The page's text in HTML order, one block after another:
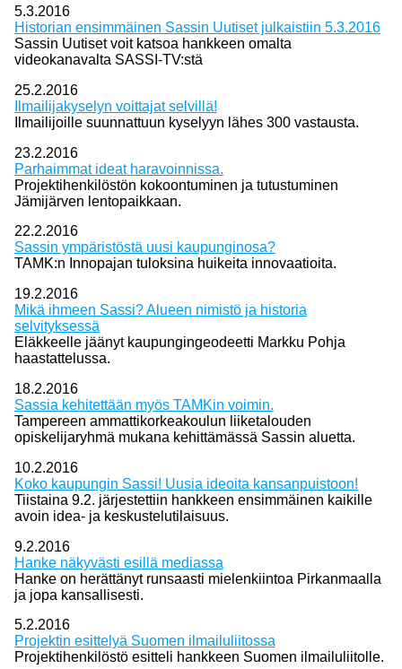
5.3.2016
Historian ensimmäinen Sassin Uutiset julkaistiin 5.3.2016
Sassin Uutiset voit katsoa hankkeen omalta
videokanavalta SASSI-TV:stä
25.2.2016
Ilmailijakyselyn voittajat selvillä!
Ilmailijoille suunnattuun kyselyyn lähes 300 vastausta.
23.2.2016
Parhaimmat ideat haravoinnissa.
Projektihenkilöstön kokoontuminen ja tutustuminen
Jämijärven lentopaikkaan.
22.2.2016
Sassin ympäristöstä uusi kaupunginosa?
TAMK:n Innopajan tuloksina huikeita innovaatioita.
19.2.2016
Mikä ihmeen Sassi? Alueen nimistö ja historia
selvityksessä
Eläkkeelle jäänyt kaupungingeodeetti Markku Pohja
haastattelussa.
18.2.2016
Sassia kehitettään myös TAMKin voimin.
Tampereen ammattikorkeakoulun liiketalouden
opiskelijaryhmä mukana kehittämässä Sassin aluetta.
10.2.2016
Koko kaupungin Sassi! Uusia ideoita kansanpuistoon!
Tiistaina 9.2. järjestettiin hankkeen ensimmäinen kaikille
avoin idea- ja keskustelutilaisuus.
9.2.2016
Hanke näkyvästi esillä mediassa
Hanke on herättänyt runsaasti mielenkiintoa Pirkanmaalla
ja jopa kansallisesti.
5.2.2016
Projektin esittelyä Suomen ilmailuliitossa
Projektihenkilöstö esitteli hankkeen Suomen ilmailuliitolle.